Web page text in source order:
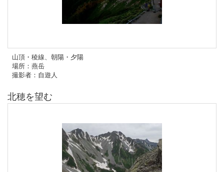
山頂・稜線、朝陽・夕陽
場所：燕岳
撮影者：自遊人
北穂を望む